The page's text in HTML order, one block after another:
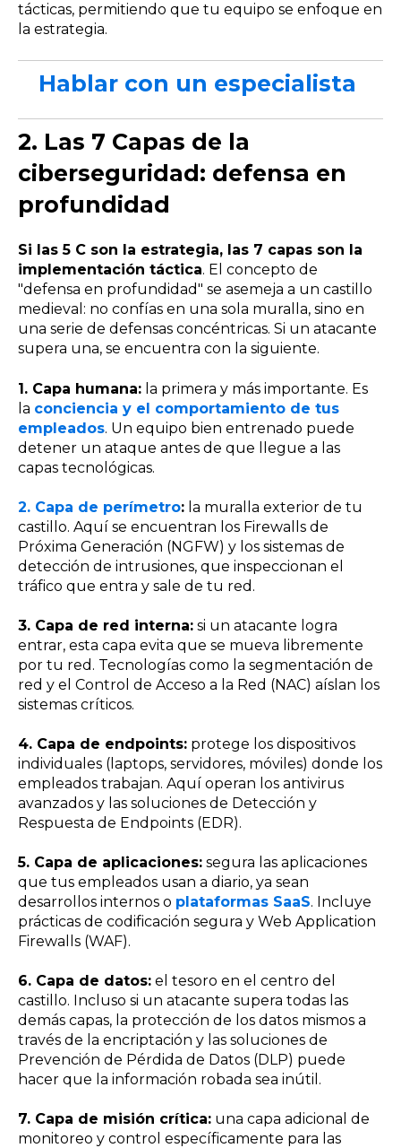
tácticas, permitiendo que tu equipo se enfoque en
la estrategia.
Hablar con un especialista
2. Las 7 Capas de la
ciberseguridad: defensa en
profundidad
Si las 5 C son la estrategia, las 7 capas son la
implementación táctica. El concepto de
"defensa en profundidad" se asemeja a un castillo
medieval: no confías en una sola muralla, sino en
una serie de defensas concéntricas. Si un atacante
supera una, se encuentra con la siguiente.
1. Capa humana: la primera y más importante. Es
la conciencia y el comportamiento de tus
empleados. Un equipo bien entrenado puede
detener un ataque antes de que llegue a las
capas tecnológicas.
2. Capa de perímetro: la muralla exterior de tu
castillo. Aquí se encuentran los Firewalls de
Próxima Generación (NGFW) y los sistemas de
detección de intrusiones, que inspeccionan el
tráfico que entra y sale de tu red.
3. Capa de red interna: si un atacante logra
entrar, esta capa evita que se mueva libremente
por tu red. Tecnologías como la segmentación de
red y el Control de Acceso a la Red (NAC) aíslan los
sistemas críticos.
4. Capa de endpoints: protege los dispositivos
individuales (laptops, servidores, móviles) donde los
empleados trabajan. Aquí operan los antivirus
avanzados y las soluciones de Detección y
Respuesta de Endpoints (EDR).
5. Capa de aplicaciones: segura las aplicaciones
que tus empleados usan a diario, ya sean
desarrollos internos o plataformas SaaS. Incluye
prácticas de codificación segura y Web Application
Firewalls (WAF).
6. Capa de datos: el tesoro en el centro del
castillo. Incluso si un atacante supera todas las
demás capas, la protección de los datos mismos a
través de la encriptación y las soluciones de
Prevención de Pérdida de Datos (DLP) puede
hacer que la información robada sea inútil.
7. Capa de misión crítica: una capa adicional de
monitoreo y control específicamente para las